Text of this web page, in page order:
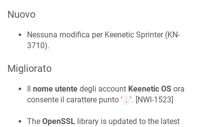
Nuovo
Nessuna modifica per Keenetic Sprinter(KN-
3710).
Migliorato
Il nome utente degli account Keenetic OS ora
consente il carattere punto ' . '. [NWI-1523]
The OpenSSL library is updated to the latest